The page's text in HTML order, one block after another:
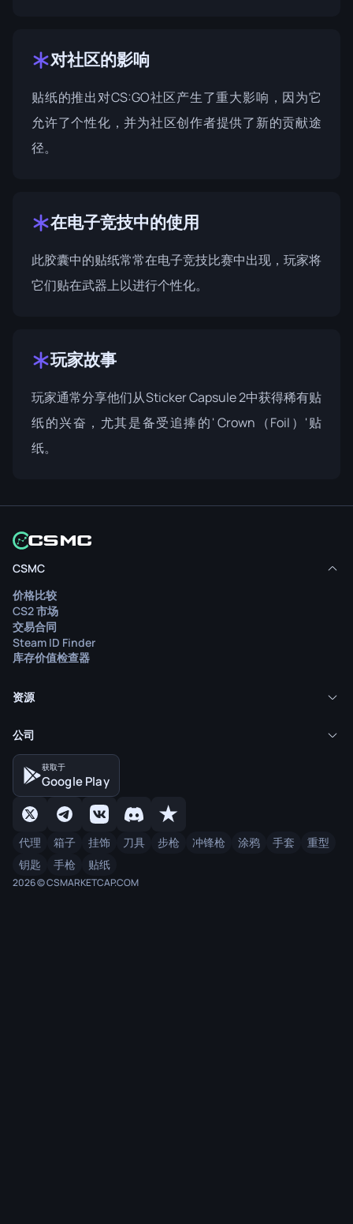
对社区的影响
贴纸的推出对CS:GO社区产生了重大影响，因为它
允许了个性化，并为社区创作者提供了新的贡献途
径。
在电子竞技中的使用
此胶囊中的贴纸常常在电子竞技比赛中出现，玩家将
它们贴在武器上以进行个性化。
玩家故事
玩家通常分享他们从Sticker Capsule 2中获得稀有贴
纸的兴奋，尤其是备受追捧的' Crown（Foil）'贴
纸。
CSMC
价格比较
CS2 市场
交易合同
Steam ID Finder
库存价值检查器
资源
公司
获取于
Google Play
代理 箱子 挂饰 刀具 步枪 冲锋枪 涂鸦 手套
重型
钥匙
手枪 贴纸
2026 © CSMARKETCAP.COM